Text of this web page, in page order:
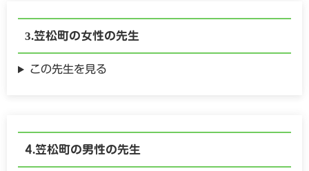
笠松町の女性の先生
この先生を見る
笠松町の男性の先生